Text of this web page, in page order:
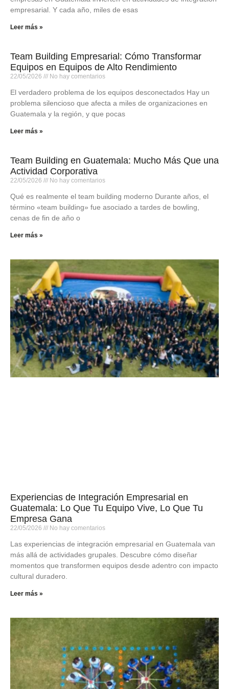
empresarial. Y cada año, miles de esas
Leer más »
Team Building Empresarial: Cómo Transformar
Equipos en Equipos de Alto Rendimiento
22/05/2026 No hay comentarios
El verdadero problema de los equipos desconectados Hay un
problema silencioso que afecta a miles de organizaciones en
Guatemala y la región, y que pocas
Leer más »
Team Building en Guatemala: Mucho Más Que una
Actividad Corporativa
22/05/2026 No hay comentarios
Qué es realmente el team building moderno Durante años, el
término «team building» fue asociado a tardes de bowling,
cenas de fin de año o
Leer más »
Experiencias de Integración Empresarial en
Guatemala: Lo Que Tu Equipo Vive, Lo Que Tu
Empresa Gana
22/05/2026 No hay comentarios
Las experiencias de integración empresarial en Guatemala van
más allá de actividades grupales. Descubre cómo diseñar
momentos que transformen equipos desde adentro con impacto
cultural duradero.
Leer más »